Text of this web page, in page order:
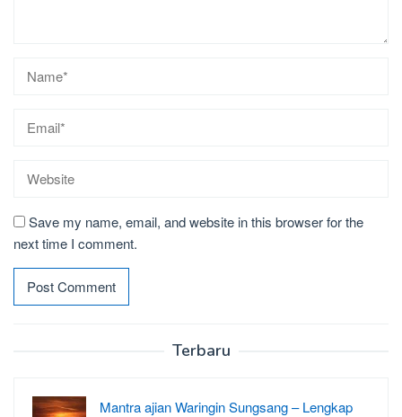
Save my name, email, and website in this browser for the
next time I comment.
Terbaru
Mantra ajian Waringin Sungsang – Lengkap